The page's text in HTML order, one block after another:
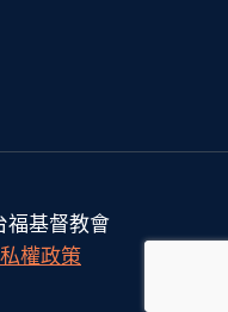
基督教會
權政策